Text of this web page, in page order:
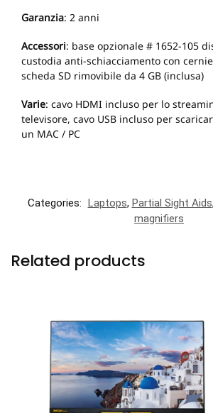
Garanzia: 2 anni
Accessori: base opzionale # 1652-105
custodia anti-schiacciamento con
scheda SD rimovibile da 4 GB (inclusa)
Varie: cavo HDMI incluso per lo
televisore, cavo USB incluso per
un MAC / PC
Categories: Laptops, Partial Sight Aids,
magnifiers
Related products